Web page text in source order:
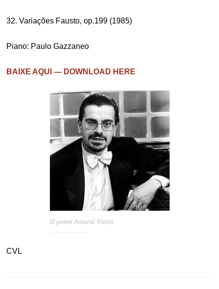
32. Variações Fausto, op.199 (1985)
Piano: Paulo Gazzaneo
BAIXE AQUI — DOWNLOAD HERE
O jovem Amaral Vieira
CVL